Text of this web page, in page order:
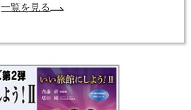
一覧を見る